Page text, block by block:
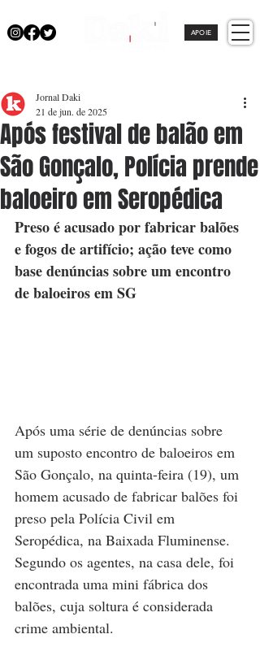
APOIE
Após festival de balão em
São Gonçalo, Polícia prende
baloeiro em Seropédica
Jornal Daki
21 de jun. de 2025
Preso é acusado por fabricar balões
e fogos de artifício; ação teve como
base denúncias sobre um encontro
de baloeiros em SG
Após uma série de denúncias sobre
um suposto encontro de baloeiros em
São Gonçalo, na quinta-feira (19), um
homem acusado de fabricar balões foi
preso pela Polícia Civil em
Seropédica, na Baixada Fluminense.
Segundo os agentes, na casa dele, foi
encontrada uma mini fábrica dos
balões, cuja soltura é considerada
crime ambiental.